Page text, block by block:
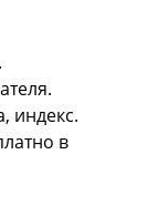
индекс.
в